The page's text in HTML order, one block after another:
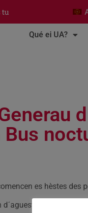
tu
Qué ei UA?
es hèstes des
actes.